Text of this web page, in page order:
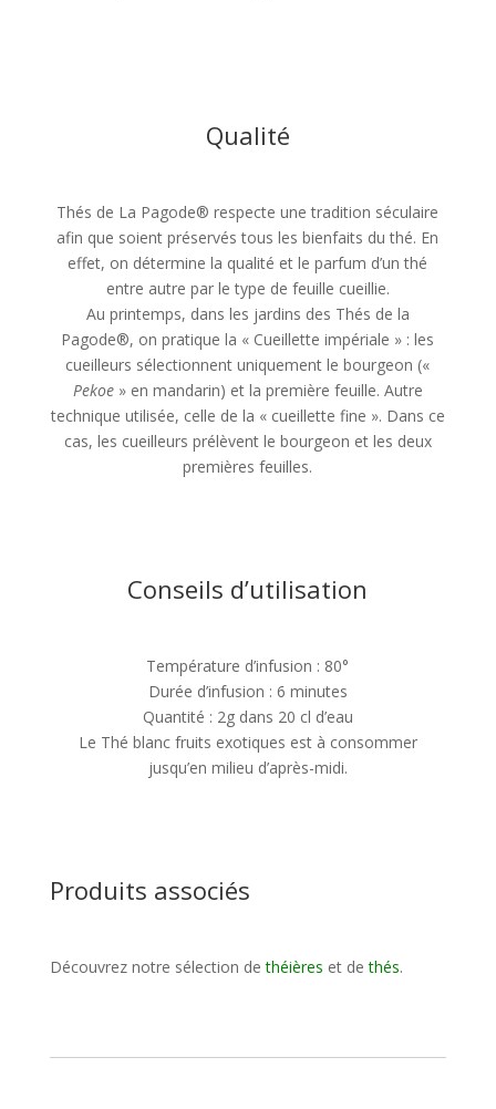
Qualité
Thés de La Pagode® respecte une tradition séculaire
afin que soient préservés tous les bienfaits du thé. En
effet, on détermine la qualité et le parfum d’un thé
entre autre par le type de feuille cueillie.
Au printemps, dans les jardins des Thés de la
Pagode®, on pratique la « Cueillette impériale » : les
cueilleurs sélectionnent uniquement le bourgeon («
Pekoe» en mandarin) et la première feuille. Autre
technique utilisée, celle de la « cueillette fine ». Dans ce
cas, les cueilleurs prélèvent le bourgeon et les deux
premières feuilles.
Conseils d’utilisation
Température d’infusion : 80°
Durée d’infusion : 6 minutes
Quantité : 2g dans 20 cl d’eau
Le Thé blanc fruits exotiques est à consommer
jusqu’en milieu d’après-midi.
Produits associés
Découvrez notre sélection dethéières et dethés.